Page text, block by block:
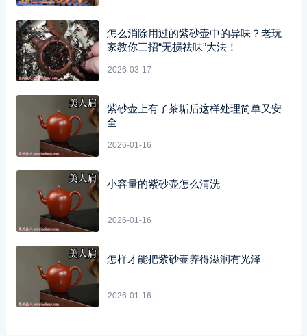
怎么消除用过的紫砂壶中的异味？老玩
家教你三招“无损祛味”大法！
2026-03-17
紫砂壶上有了茶垢后这样处理简单又安
全
2026-01-16
小容量的紫砂壶怎么清洗
2026-01-16
怎样才能把紫砂壶养得滋润有光泽
2026-01-16